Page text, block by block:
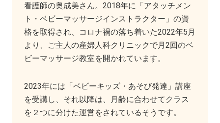
看護師の奥成美さん。2018年に「アタッチメン
ト・ベビーマッサージインストラクター」の資
格を取得され、コロナ禍の落ち着いた2022年5月
より、ご主人の産婦人科クリニックで月2回のベ
ビーマッサージ教室を開かれています。
2023年には「ベビーキッズ・あそび発達」講座
を受講し、それ以降は、月齢に合わせてクラス
を２つに分けた運営をされているそうです。